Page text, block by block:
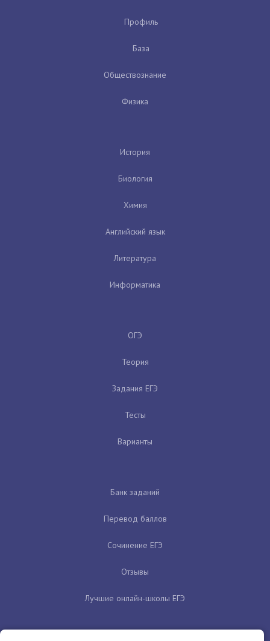
Профиль
База
Обществознание
Физика
История
Биология
Химия
Английский язык
Литература
Информатика
ОГЭ
Теория
Задания ЕГЭ
Тесты
Варианты
Банк заданий
Перевод баллов
Сочинение ЕГЭ
Отзывы
Лучшие онлайн-школы ЕГЭ